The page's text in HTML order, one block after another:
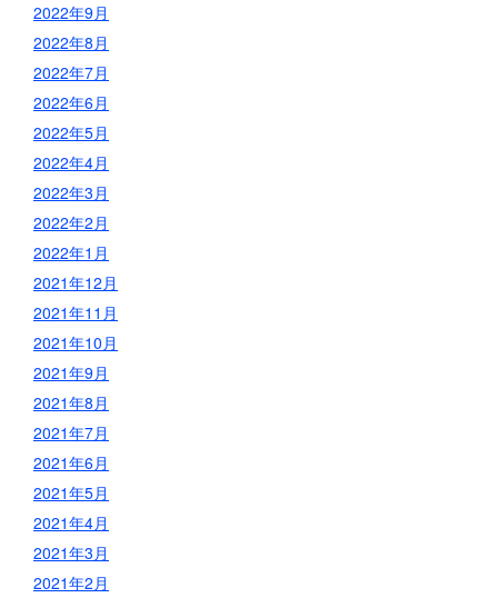
2022年9月
2022年8月
2022年7月
2022年6月
2022年5月
2022年4月
2022年3月
2022年2月
2022年1月
2021年12月
2021年11月
2021年10月
2021年9月
2021年8月
2021年7月
2021年6月
2021年5月
2021年4月
2021年3月
2021年2月